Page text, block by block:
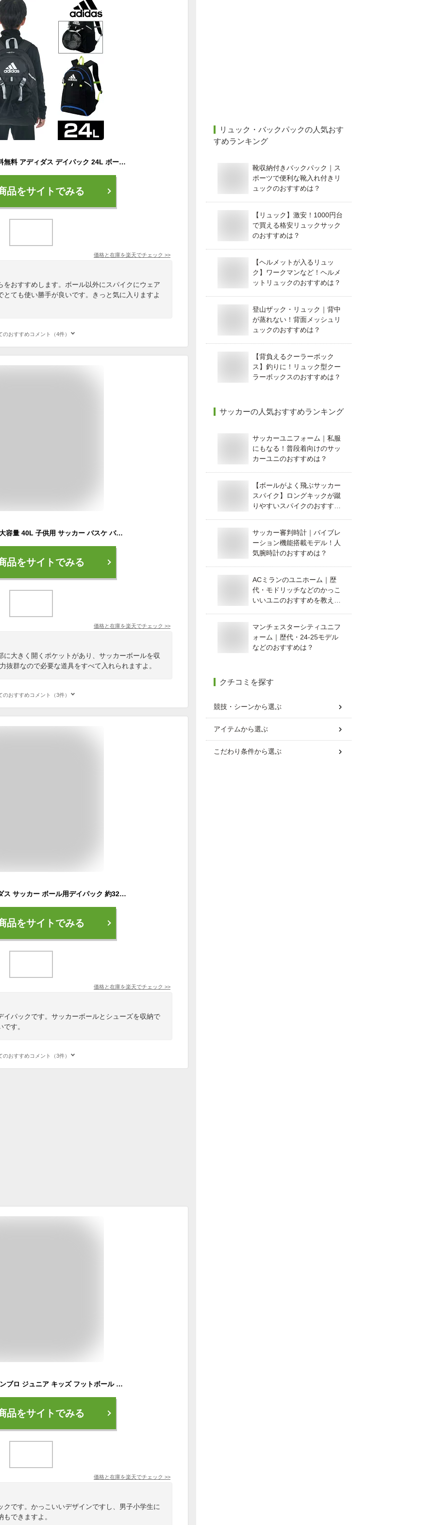
【年中無休】 交換送料無料 アディダス デイパック 24L ボール収納 シューズ収納 リュックサック バックパック ADP36 サッカーバッグ
品をサイトでみる
価格と在庫を楽天でチェック >>
をおすすめします。ボール以外にスパイクにウェア
ても使い勝手が良いです。きっと気に入りますよ
のおすすめコメント（4件）
ボール収納 リュック 大容量 40L 子供用 サッカー バスケ バレーボール キッズ ジュニア ボール バッグ リュックサック デイパック
品をサイトでみる
価格と在庫を楽天でチェック >>
大きく開くポケットがあり、サッカーボールを収
抜群なので必要な道具をすべて入れられますよ。
のおすすめコメント（3件）
交換送料無料 アディダス サッカー ボール用デイパック 約32L ボール収納 シューズ収納 ADP39BK ADP39B 大容量 大型 バッグ バックパック リュックサック バッグ刺繍可(B)
品をサイトでみる
価格と在庫を楽天でチェック >>
イパックです。サッカーボールとシューズを収納で
す。
のおすすめコメント（3件）
UMBRO×サカイク アンブロ ジュニア キッズ フットボール バックパック リュックサック デイパック 鞄 サッカーバッグ ボール収納 ブラック 黒 ネイビー ブルー 青 送料無料 UMBRO UF5SBP02J
品をサイトでみる
価格と在庫を楽天でチェック >>
です。かっこいいデザインですし、男子小学生に
できますよ。
リュック・バックパックの人気おす
すめランキング
靴収納付きバックパック｜ス
ポーツで便利な靴入れ付きリ
ュックのおすすめは？
【リュック】激安！1000円台
で買える格安リュックサック
のおすすめは？
【ヘルメットが入るリュッ
ク】ワークマンなど！ヘルメ
ットリュックのおすすめは？
登山ザック・リュック｜背中
が蒸れない！背面メッシュリ
ュックのおすすめは？
【背負えるクーラーボック
ス】釣りに！リュック型クー
ラーボックスのおすすめは？
サッカーの人気おすすめランキング
サッカーユニフォーム｜私服
にもなる！普段着向けのサッ
カーユニのおすすめは？
【ボールがよく飛ぶサッカー
スパイク】ロングキックが蹴
りやすいスパイクのおすすめ
サッカー審判時計｜バイブレ
ーション機能搭載モデル！人
気腕時計のおすすめは？
ACミランのユニホーム｜歴
代・モドリッチなどのかっこ
いいユニのおすすめを教え
マンチェスターシティユニフ
ォーム｜歴代・24-25モデル
などのおすすめは？
クチコミを探す
競技・シーンから選ぶ
アイテムから選ぶ
こだわり条件から選ぶ